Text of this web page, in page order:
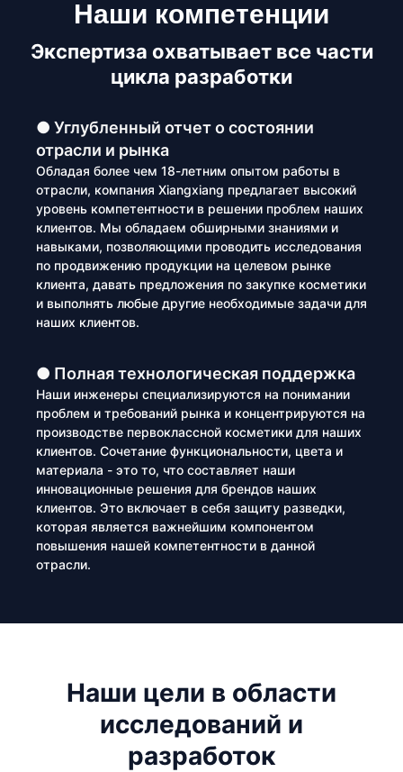
Наши компетенции
Экспертиза охватывает все части
цикла разработки
● Углубленный отчет о состоянии
отрасли и рынка
Обладая более чем 18-летним опытом работы в
отрасли, компания Xiangxiang предлагает высокий
уровень компетентности в решении проблем наших
клиентов. Мы обладаем обширными знаниями и
навыками, позволяющими проводить исследования
по продвижению продукции на целевом рынке
клиента, давать предложения по закупке косметики
и выполнять любые другие необходимые задачи для
наших клиентов.
● Полная технологическая поддержка
Наши инженеры специализируются на понимании
проблем и требований рынка и концентрируются на
производстве первоклассной косметики для наших
клиентов. Сочетание функциональности, цвета и
материала - это то, что составляет наши
инновационные решения для брендов наших
клиентов. Это включает в себя защиту разведки,
которая является важнейшим компонентом
повышения нашей компетентности в данной
отрасли.
Наши цели в области
исследований и
разработок